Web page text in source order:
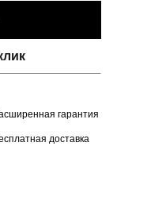
гарантия
доставка